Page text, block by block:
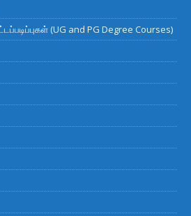
(UG and PG Degree Courses)